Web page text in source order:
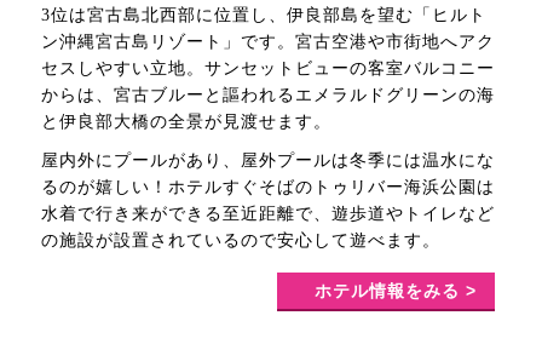
3位は宮古島北西部に位置し、伊良部島を望む「ヒルト
ン沖縄宮古島リゾート」です。宮古空港や市街地へアク
セスしやすい立地。サンセットビューの客室バルコニー
からは、宮古ブルーと謳われるエメラルドグリーンの海
と伊良部大橋の全景が見渡せます。
屋内外にプールがあり、屋外プールは冬季には温水にな
るのが嬉しい！ホテルすぐそばのトゥリバー海浜公園は
水着で行き来ができる至近距離で、遊歩道やトイレなど
の施設が設置されているので安心して遊べます。
ホテル情報をみる >